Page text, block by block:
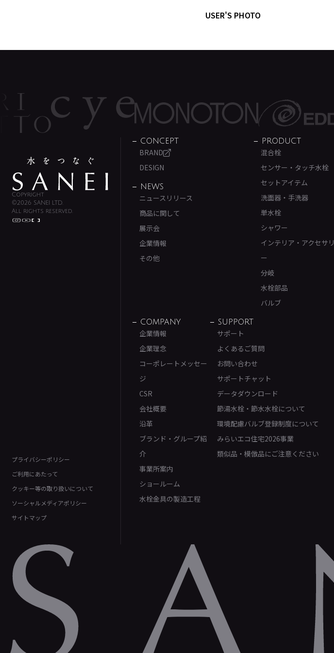
USER'S PHOTO
Copyright
©2026 SANEI LTD.
All rights reserved.
プライバシーポリシー
ご利用にあたって
クッキー等の取り扱いについて
ソーシャルメディアポリシー
サイトマップ
CONCEPT
BRAND
DESIGN
NEWS
ニュースリリース
商品に関して
展示会
企業情報
その他
PRODUCT
混合栓
センサー・タッチ水栓
セットアイテム
洗面器・手洗器
単水栓
シャワー
インテリア・アクセサリ
ー
分岐
水栓部品
バルブ
COMPANY
企業情報
企業理念
コーポレートメッセー
ジ
CSR
会社概要
沿革
ブランド・グループ紹
介
事業所案内
ショールーム
水栓金具の製造工程
SUPPORT
サポート
よくあるご質問
お問い合わせ
サポートチャット
データダウンロード
節湯水栓・節水水栓について
環境配慮バルブ登録制度について
みらいエコ住宅2026事業
類似品・模倣品にご注意ください